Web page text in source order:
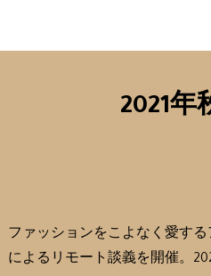
2021年
ファッションをこよなく愛す
によるリモート談義を開催。